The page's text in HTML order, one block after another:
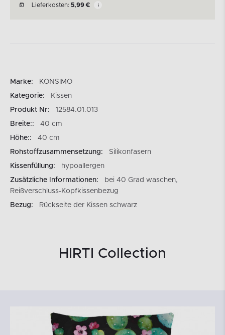
Lieferkosten: 5,99 €
Marke:
KONSIMO
Kategorie:
Kissen
Produkt Nr:
12584.01.013
Breite::
40 cm
Höhe::
40 cm
Rohstoffzusammensetzung:
Silikonfasern
Kissenfüllung:
hypoallergen
Zusätzliche Informationen:
bei 40 Grad waschen,
Reißverschluss-Kopfkissenbezug
Bezug:
Rückseite der Kissen schwarz
HIRTI Collection